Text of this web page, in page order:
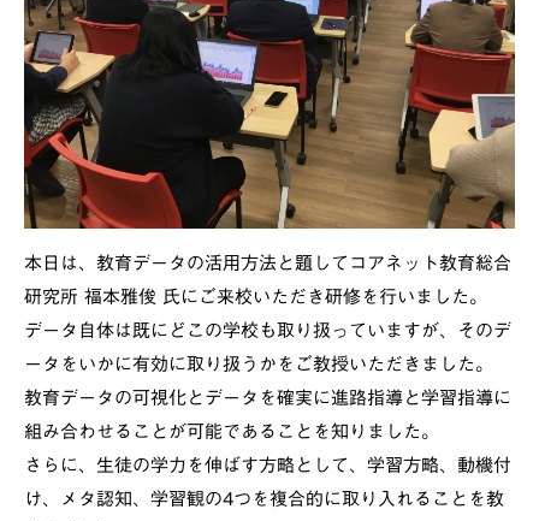
本日は、教育データの活用方法と題してコアネット教育総合
研究所 福本雅俊 氏にご来校いただき研修を行いました。
データ自体は既にどこの学校も取り扱っていますが、そのデ
ータをいかに有効に取り扱うかをご教授いただきました。
教育データの可視化とデータを確実に進路指導と学習指導に
組み合わせることが可能であることを知りました。
さらに、生徒の学力を伸ばす方略として、学習方略、動機付
け、メタ認知、学習観の4つを複合的に取り入れることを教